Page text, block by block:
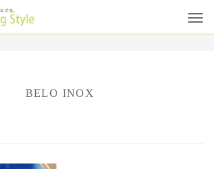
BELO INOX